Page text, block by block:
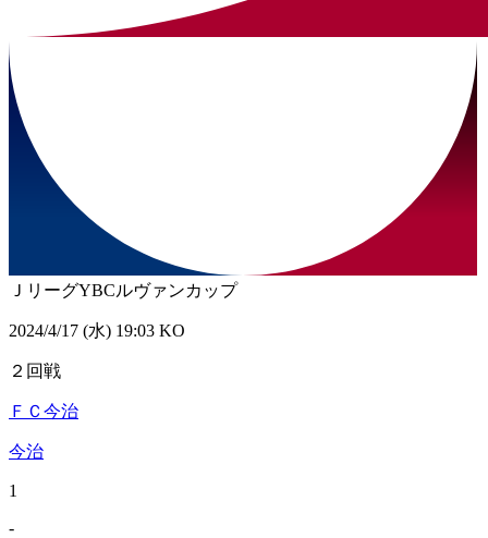
ＪリーグYBCルヴァンカップ
2024/4/17 (水) 19:03 KO
２回戦
ＦＣ今治
今治
1
-